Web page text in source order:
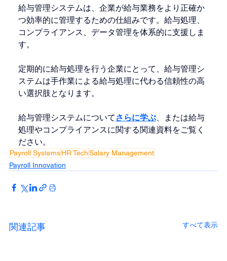
給与管理システムは、企業が給与業務をより正確か
つ効率的に管理するための仕組みです。給与処理、
コンプライアンス、データ管理を体系的に支援しま
す。
定期的に給与処理を行う企業にとって、給与管理シ
ステムは手作業による給与処理に代わる信頼性の高
い選択肢となります。
給与管理システムについて さらに学ぶ、または給与
処理やコンプライアンスに関する関連資料をご覧く
ださい。
Payroll Systems HR TechSalary Management
Payroll Innovation
関連記事 すべて表示